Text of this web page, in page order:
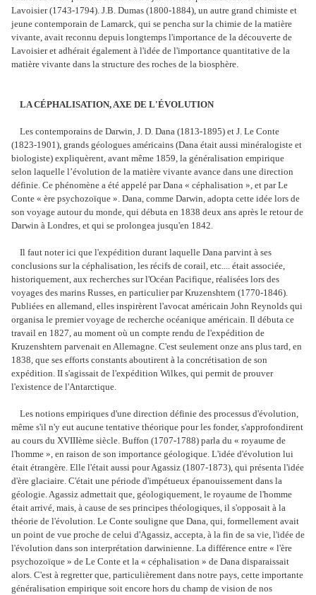
Lavoisier (1743-1794). J.B. Dumas (1800-1884), un autre grand chimiste et
jeune contemporain de Lamarck, qui se pencha sur la chimie de la matière
vivante, avait reconnu depuis longtemps l'importance de la découverte de
Lavoisier et adhérait également à l'idée de l'importance quantitative de la
matière vivante dans la structure des roches de la biosphère.
LA CÉPHALISATION, AXE DE L'ÉVOLUTION
Les contemporains de Darwin, J. D. Dana (1813-1895) et J. Le Conte
(1823-1901), grands géologues américains (Dana était aussi minéralogiste et
biologiste) expliquèrent, avant même 1859, la généralisation empirique
selon laquelle l’évolution de la matière vivante avance dans une direction
définie. Ce phénomène a été appelé par Dana « céphalisation », et par Le
Conte « ère psychozoïque ». Dana, comme Darwin, adopta cette idée lors de
son voyage autour du monde, qui débuta en 1838 deux ans après le retour de
Darwin à Londres, et qui se prolongea jusqu'en 1842.
Il faut noter ici que l'expédition durant laquelle Dana parvint à ses
conclusions sur la céphalisation, les récifs de corail, etc.... était associée,
historiquement, aux recherches sur l'Océan Pacifique, réalisées lors des
voyages des marins Russes, en particulier par Kruzenshtern (1770-1846).
Publiées en allemand, elles inspirèrent l'avocat américain John Reynolds qui
organisa le premier voyage de recherche océanique américain. Il débuta ce
travail en 1827, au moment où un compte rendu de l'expédition de
Kruzenshtern parvenait en Allemagne. C'est seulement onze ans plus tard, en
1838, que ses efforts constants aboutirent à la concrétisation de son
expédition. II s'agissait de l'expédition Wilkes, qui permit de prouver
l'existence de l'Antarctique.
Les notions empiriques d'une direction définie des processus d'évolution,
même s'il n'y eut aucune tentative théorique pour les fonder, s'approfondirent
au cours du XVIIIème siècle. Buffon (1707-1788) parla du « royaume de
l'homme », en raison de son importance géologique. L'idée d'évolution lui
était étrangère. Elle l'était aussi pour Agassiz (1807-1873), qui présenta l'idée
d'ère glaciaire. C'était une période d'impétueux épanouissement dans la
géologie. Agassiz admettait que, géologiquement, le royaume de l'homme
était arrivé, mais, à cause de ses principes théologiques, il s'opposait à la
théorie de l'évolution. Le Conte souligne que Dana, qui, formellement avait
un point de vue proche de celui d'Agassiz, accepta, à la fin de sa vie, l'idée de
l'évolution dans son interprétation darwinienne. La différence entre « l'ère
psychozoïque » de Le Conte et la « céphalisation » de Dana disparaissait
alors. C'est à regretter que, particulièrement dans notre pays, cette importante
généralisation empirique soit encore hors du champ de vision de nos